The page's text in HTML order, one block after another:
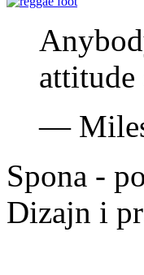
—
Spona -
Dizajn i